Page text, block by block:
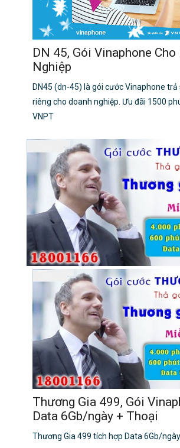
DN 45, Gói Vinaphone Cho
Nghiệp
DN45 (dn-45) là gói cước Vinaphone trả
riêng cho doanh nghiệp. Ưu đãi 1500
VNPT
Thương Gia 499, Gói
Data 6Gb/ngày + Thoại
Thương Gia 499 tích hợp Data 6Gb/